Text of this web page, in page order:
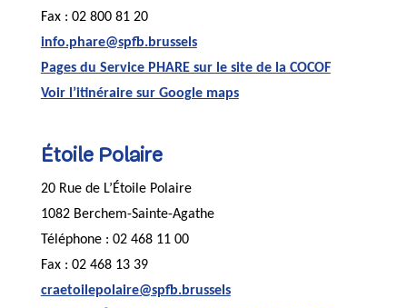
Fax : 02 800 81 20
info.phare@spfb.brussels
Pages du Service PHARE sur le site de la COCOF
Voir l’itinéraire sur Google maps
Étoile Polaire
20 Rue de L’Étoile Polaire
1082 Berchem-Sainte-Agathe
Téléphone : 02 468 11 00
Fax : 02 468 13 39
craetoilepolaire@spfb.brussels